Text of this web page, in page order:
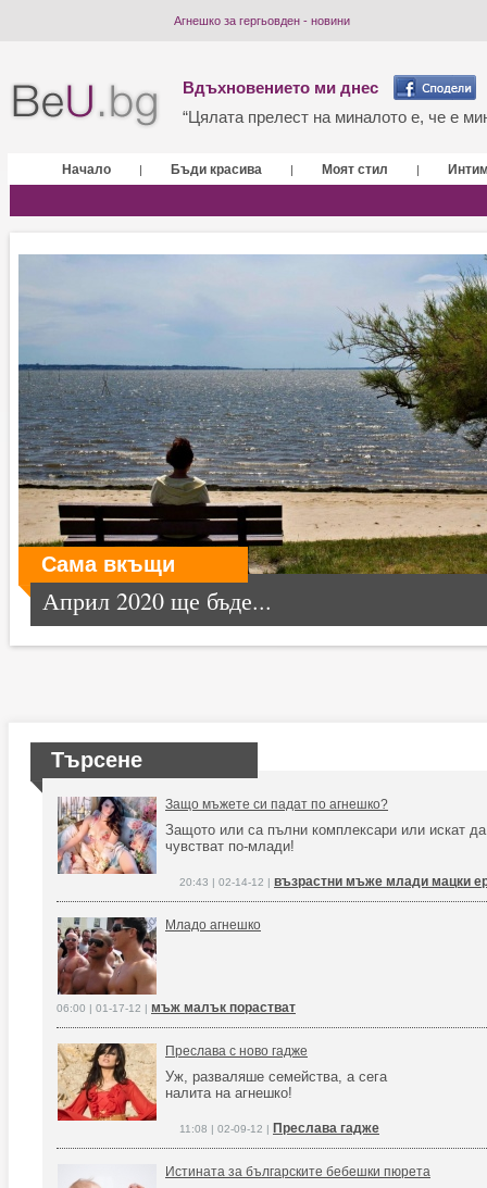
Агнешко за гергьовден - новини
Вдъхновението ми днес
“Цялата прелест на миналото е, че е
Начало | Бъди красива | Моят стил |
Сама вкъщи
Април 2020 ще бъде...
Търсене
Защо мъжете си падат по агнешко?
Защото или са пълни комплексари или искат
чувстват по-млади!
20:43 | 02-14-12 | възрастни мъже млади мацки
Младо агнешко
06:00 | 01-17-12 | мъж малък порастват
Преслава с ново гадже
Уж, разваляше семейства, а сега
налита на агнешко!
11:08 | 02-09-12 | Преслава гадже
Истината за българските бебешки пюрета